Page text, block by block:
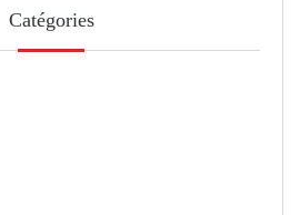
Catégories